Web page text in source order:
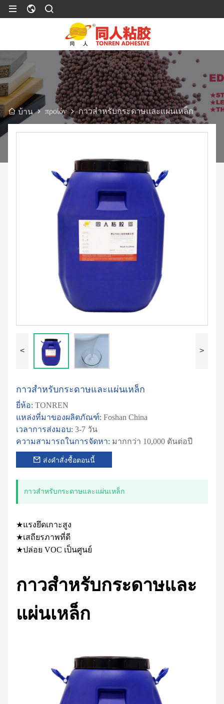
บ้าน προϊόν กาวสำหรับกระดาษและแผ่นเหล็ก
< >
กาวสำหรับกระดาษและแผ่นเหล็ก
ยี่ห้อ: TONREN
แหล่งที่มาของผลิตภัณฑ์: Foshan China
เวลาการส่งมอบ: 3-7 วัน
ความสามารถในการจัดหา: มากกว่า 10,000 ตันต่อปี
ส่งคำสั่งซื้อตอนนี้
กาวสำหรับกระดาษและแผ่นเหล็ก
★แรงยึดเกาะสูง
★เสถียรภาพที่ดี
★ปล่อย VOC เป็นศูนย์
กาวสำหรับกระดาษและ
แผ่นเหล็ก